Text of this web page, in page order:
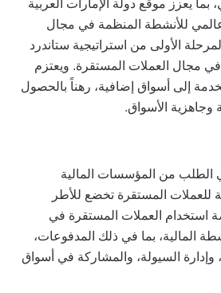
للأنشطة المنظمة في مجال
الأولى من استراتيجية ستاندرد
في مجال العملات المستقرة. ويعتزم
إلى أسواق إضافية، رهناً بالحصول
وجاهزية الأسواق.
الطلب من المؤسسات المالية
للعملات المستقرة تخضع للأطر
استخدام العملات المستقرة في
المالية، بما في ذلك المدفوعات،
وإدارة السيولة، والمشاركة في أسواق